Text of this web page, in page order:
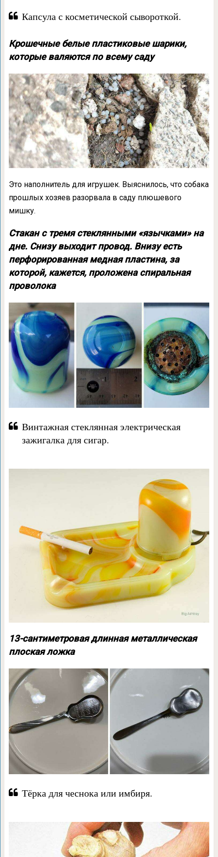
Капсула с косметической сывороткой.
Крошечные белые пластиковые шарики,
которые валяются по всему саду
Это наполнитель для игрушек. Выяснилось, что собака
прошлых хозяев разорвала в саду плюшевого
мишку.
Стакан с тремя стеклянными «язычками» на
дне. Снизу выходит провод. Внизу есть
перфорированная медная пластина, за
которой, кажется, проложена спиральная
проволока
Винтажная стеклянная электрическая
зажигалка для сигар.
13-сантиметровая длинная металлическая
плоская ложка
Тёрка для чеснока или имбиря.